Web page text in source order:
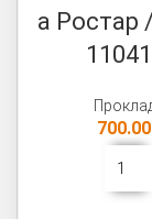
а Ростар
700.00